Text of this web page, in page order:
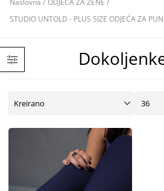
Naslovna / ODJEĆA ZA ŽENE /
STUDIO UNTOLD - PLUS SIZE ODJEĆA ZA